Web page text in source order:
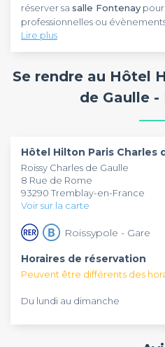
réserver sa salle Fontenay
professionnelles ou évènements
accessible par le RER B, et se
l’aéroport de paris Charles de
salle Fontenayvous propose
séminaires, réunions ou
également pour des
repas assis, ou les soirées
A l’hôtel Hilton, vous avez le
évènement, vous bénéficierez
l’expertise d’accueil de l’ Hilton
Vous aurez accès à tout le
réunions professionnelles,
également un service de
Si vous souhaitez réserver la
Hilton, vous pouvez visiter sa
Lire plus
Se rendre au Hôtel
de Gaulle
Hôtel Hilton Paris Charles
Roissy Charles de Gaulle
8 Rue de Rome
93290 Tremblay-en-France
Voir sur la carte
Roissypole - Gare
Horaires de réservation
Peuvent être différents des
Du lundi au dimanche